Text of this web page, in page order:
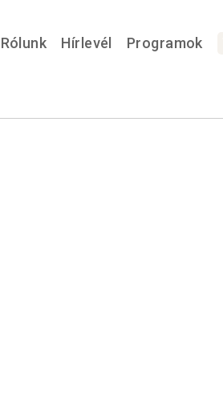
Rólunk Hírlevél Programok